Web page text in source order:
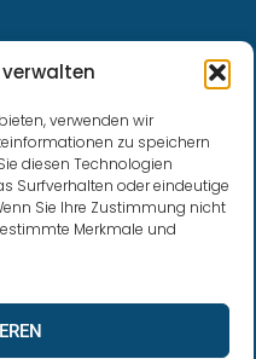
verwenden wir
zu speichern
diesen Technologien
Surfverhalten oder eindeutige
Sie Ihre Zustimmung nicht
Merkmale und